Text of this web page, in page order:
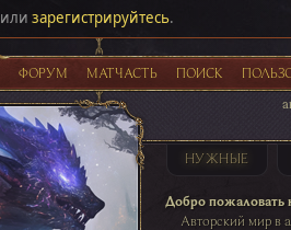
или зарегистрируйтесь.
ФОРУМ МАТЧАСТЬ ПОИСК
НУЖНЫЕ
Добро пожаловать
Авторский мир в